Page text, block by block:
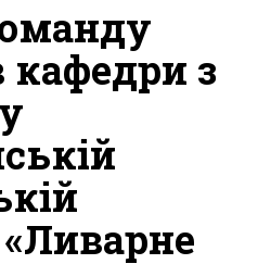
кафедри з
«Ливарне